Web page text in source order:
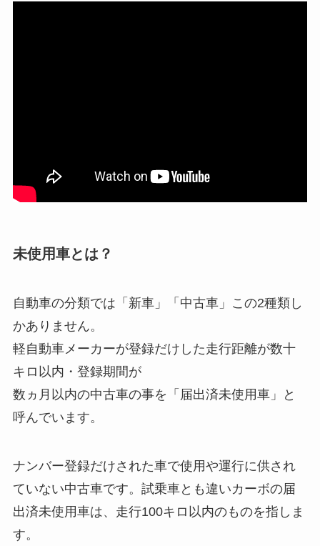
未使用車とは？
自動車の分類では「新車」「中古車」この2種類し
かありません。
軽自動車メーカーが登録だけした走行距離が数十
キロ以内・登録期間が
数ヵ月以内の中古車の事を「届出済未使用車」と
呼んでいます。
ナンバー登録だけされた車で使用や運行に供され
ていない中古車です。試乗車とも違いカーボの届
出済未使用車は、走行100キロ以内のものを指しま
す。